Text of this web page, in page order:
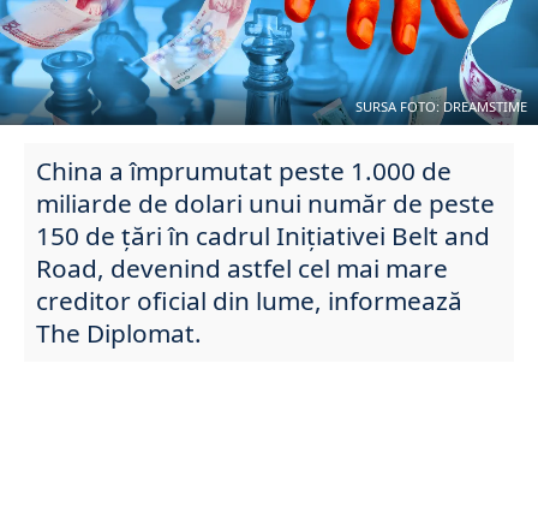
SURSA FOTO: DREAMSTIME
China a împrumutat peste 1.000 de
miliarde de dolari unui număr de peste
150 de țări în cadrul Inițiativei Belt and
Road, devenind astfel cel mai mare
creditor oficial din lume, informează
The Diplomat.